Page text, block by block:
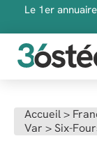
Le 1er
FAQ
Accueil>
Var >Six-